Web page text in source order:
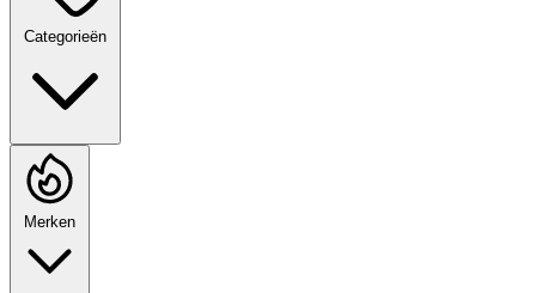
Categorieën
Merken